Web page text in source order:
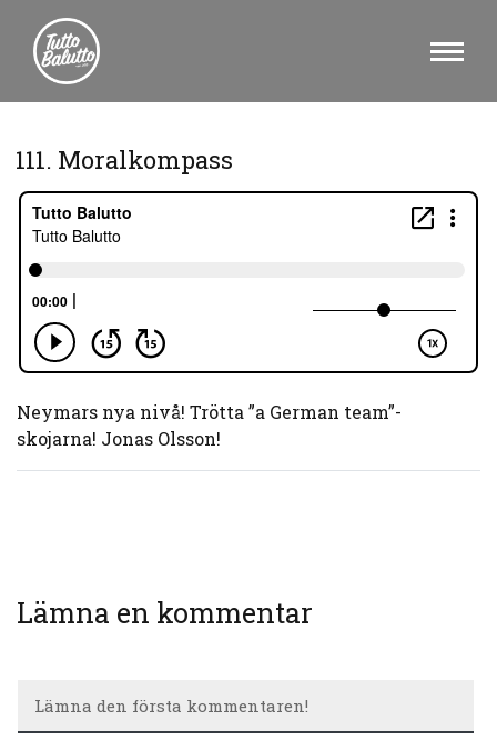
111. Moralkompass
Neymars nya nivå! Trötta ”a German team”-
skojarna! Jonas Olsson!
Lämna en kommentar